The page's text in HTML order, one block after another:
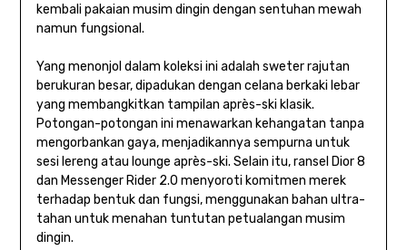
kembali pakaian musim dingin dengan sentuhan mewah
namun fungsional.
Yang menonjol dalam koleksi ini adalah sweter rajutan
berukuran besar, dipadukan dengan celana berkaki lebar
yang membangkitkan tampilan après-ski klasik.
Potongan-potongan ini menawarkan kehangatan tanpa
mengorbankan gaya, menjadikannya sempurna untuk
sesi lereng atau lounge après-ski. Selain itu, ransel Dior 8
dan Messenger Rider 2.0 menyoroti komitmen merek
terhadap bentuk dan fungsi, menggunakan bahan ultra-
tahan untuk menahan tuntutan petualangan musim
dingin.